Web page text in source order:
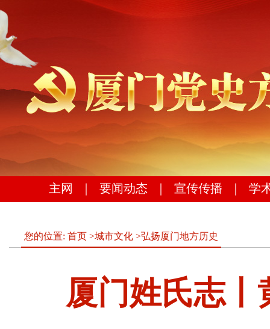
主网 要闻动态 宣传传播 学
您的位置: 首页 >城市文化 >弘扬厦门地方历史
厦门姓氏志